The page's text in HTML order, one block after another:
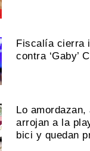
Fiscalía cierra
contra ‘Gaby’
Lo amordazan,
arrojan a la
bici y quedan